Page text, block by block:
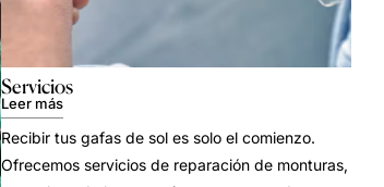
Servicios
Leer más
Recibir tus gafas de sol es solo el comienzo.
Ofrecemos servicios de reparación de monturas,